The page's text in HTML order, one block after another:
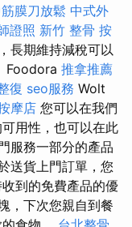
膜刀放鬆 中式外
證照 新竹 整骨 按
長期維持減稅可以
Foodora 推拿推薦
復 seo服務 Wolt
摩店 您可以在我們
用性，也可以在此
服務一部分的產品
送貨上門訂單，您
到的免費產品的優
，下次您親自到餐